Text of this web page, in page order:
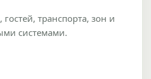
транспорта, зон и
системами.